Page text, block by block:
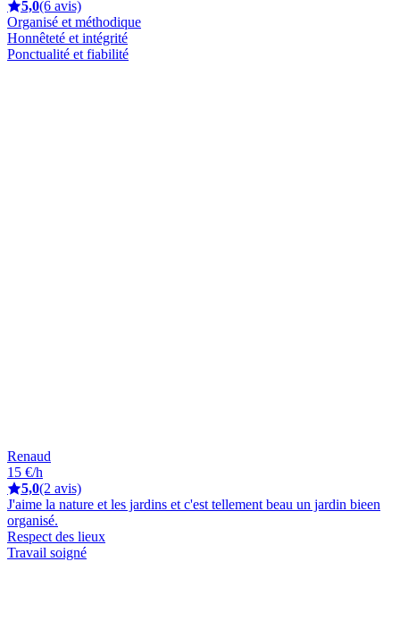
5,0(6 avis)
Organisé et méthodique
Honnêteté et intégrité
Ponctualité et fiabilité
Renaud
15 €/h
5,0(2 avis)
J'aime la nature et les jardins et c'est tellement beau un jardin bieen
organisé.
Respect des lieux
Travail soigné